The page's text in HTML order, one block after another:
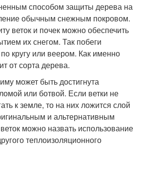
способом защиты дерева на
обычным снежным покровом.
веток и почек можно обеспечить
их снегом. Так побеги
кругу или веером. Как именно
от сорта дерева.
может быть достигнута
или ботвой. Если ветки не
к земле, то на них ложится слой
и альтернативным
можно назвать использование
теплоизоляционного